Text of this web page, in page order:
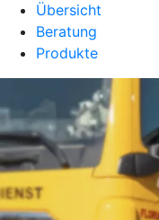
Übersicht
Beratung
Produkte